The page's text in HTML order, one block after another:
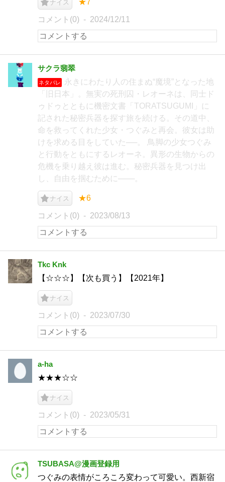
ナイス ★7
コメント(0) 2024/12/11
サクラ翡翠
ネタバレ
永きにわたり人の住まぬ“魔境”となった地
「旧日本」。無実の死刑囚・レオーネは、同士ド
ゥドゥとともに機密文書「TORATSUGUMI」に
記された秘密兵器を探す旅を続ける。その道中、
命を救ってくれた少女・つぐみと再会。彼女は助
けを求める目をしていた──。 鳥脚の少女つぐみ
と行動をともにするレオーネ。異形の生物からの
危機を乗り越え彼は進む。秘密兵器を見つけ出
し、自由を掴むために───。
ナイス ★6
コメント(0) 2023/08/13
Tkc Knk
【☆☆☆】【次も買う】【2021年】
ナイス
コメント(0) 2023/07/30
a-ha
★★★☆☆
ナイス
コメント(0) 2023/05/31
TSUBASA@漫画登録用
つぐみの表情がころころ変わって可愛い。西新宿